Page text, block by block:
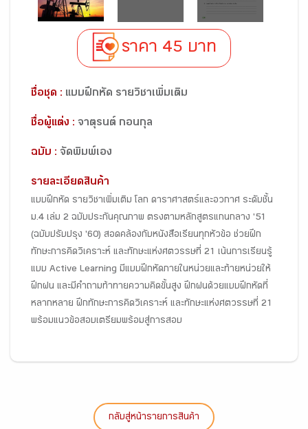
ราคา 45 บาท
ชื่อชุด : แบบฝึกหัด รายวิชาเพิ่มเติม
ชื่อผู้แต่ง : จาตุรนต์ กอนกุล
ฉบับ : จัดพิมพ์เอง
รายละเอียดสินค้า
แบบฝึกหัด รายวิชาเพิ่มเติม โลก ดาราศาสตร์และอวกาศ ระดับชั้น
ม.4 เล่ม 2 ฉบับประกันคุณภาพ ตรงตามหลักสูตรแกนกลาง '51
(ฉบับปรับปรุง '60) สอดคล้องกับหนังสือเรียนทุกหัวข้อ ช่วยฝึก
ทักษะการคิดวิเคราะห์ และทักษะแห่งศตวรรษที่ 21 เน้นการเรียนรู้
แบบ Active Learning มีแบบฝึกหัดภายในหน่วยและท้ายหน่วยให้
ฝึกฝน และมีคำถามท้าทายความคิดขั้นสูง ฝึกฝนด้วยแบบฝึกหัดที่
หลากหลาย ฝึกทักษะการคิดวิเคราะห์ และทักษะแห่งศตวรรษที่ 21
พร้อมแนวข้อสอบเตรียมพร้อมสู่การสอบ
กลับสู่หน้ารายการสินค้า